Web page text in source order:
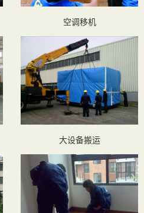
空调移机
大设备搬运